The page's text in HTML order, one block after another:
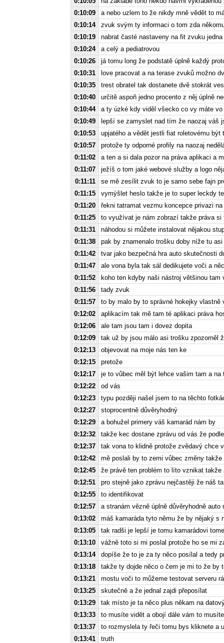
0:10:09
a nebo uzlem to že nikdy mně vědět to
0:10:14
zvuk svým ty informaci o tom zda
0:10:19
nabrat časté nastaveny na fit zvuku
0:10:24
a celý a pediatrovou
0:10:26
já tomu long že podstatě úplně každý
0:10:31
love pracovat a na terase zvuků možno
0:10:35
trest obratel tak dostanete dvě stokrát
0:10:40
určitě aspoň jedno procento z něj úplně
0:10:44
a ty úzké kdy viděl všecko co vy máte
0:10:49
lepší se zamyslet nad tím že naozaj váš
0:10:53
upjatého a vědět jestli fiat roletovému být
0:10:57
protože ty odporné profily na naozaj
0:11:02
a ten a si dala pozor na práva aplikaci a
0:11:07
ježíš o tom jaké webové služby a logo
0:11:11
se mě zesílit zvuk to je samo sebe fajn
0:11:15
vymýšlet heslo takže je to super leckdy
0:11:20
řekni tatramat vezmu koncepce privazi
0:11:25
to využívat je nám zobrazí takže práva
0:11:31
náhodou si můžete instalovat nějakou
0:11:38
pak by znamenalo trošku doby níže tu
0:11:42
tvar jako bezpečná hra auto skutečnosti
0:11:47
ale vona byla tak sál dedikujete voči a
0:11:52
koho ten kdyby naši nástroj většinou
0:11:56
tady zvuk
0:11:57
to by malo by to správné hokejky
0:12:02
aplikacím tak mě tam té aplikaci práva
0:12:06
ale tam jsou tam i dovez dopita
0:12:09
tak už by jsou málo asi trošku zpozorněl
0:12:13
objevovat na moje nás ten ke
0:12:15
pretože
0:12:17
je to vůbec měl být lehce vašim tam a na
0:12:22
od vás
0:12:23
typu později našel jsem to na těchto
0:12:27
stoprocentně důvěryhodný
0:12:29
a bohužel primery váš kamarád nám by
0:12:32
takže kec dostane zprávu od vás že
0:12:37
tak vona to klidně protože zvědavý chce
0:12:42
mě poslali by to zemi vůbec změny
0:12:45
že právě ten problém to líto vznikat takže
0:12:51
pro stejně jako zprávu nejčastěji že náš
0:12:55
to identifikovat
0:12:57
a stranám vězně úplně důvěryhodně
0:13:02
máš kamaráda tyto němu že by nějaký s
0:13:05
tak radši je lepší je tomu kamarádovi
0:13:10
vážně toto si mi poslal protože ho se mi
0:13:14
dopíše že to je za ty něco posílal a tedy
0:13:18
takže ty dojde něco o čem je mi to že by
0:13:21
mostu voči to můžeme testovat serveru
0:13:25
skutečně a že jednal zajdi přeposílat
0:13:29
tak místo je ta něco plus někam na
0:13:33
to musíte vidět a obojí dále vám to
0:13:37
to rozmyslela ty řeči tomu bys kliknete a
0:13:41
truth